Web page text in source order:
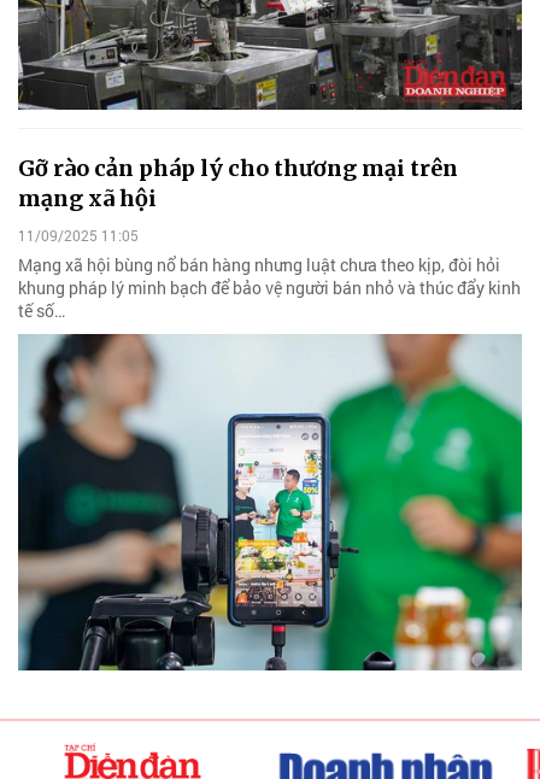
Gỡ rào cản pháp lý cho thương mại trên
mạng xã hội
11/09/2025 11:05
Mạng xã hội bùng nổ bán hàng nhưng luật chưa theo kịp, đòi hỏi
khung pháp lý minh bạch để bảo vệ người bán nhỏ và thúc đẩy kinh
tế số…